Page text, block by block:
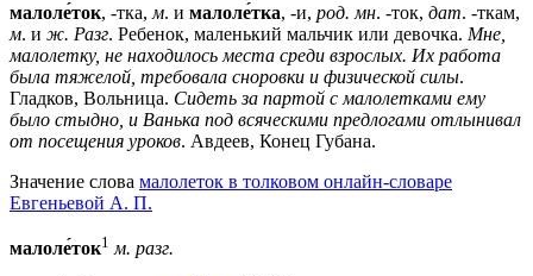
малоле́ток, -тка, м. и малоле́тка, -и, род. мн. -ток, дат. -ткам,
м. и ж. Разг. Ребенок, маленький мальчик или девочка. Мне,
малолетку, не находилось места среди взрослых. Их работа
была тяжелой, требовала сноровки и физической силы.
Гладков, Вольница. Сидеть за партой с малолетками ему
было стыдно, и Ванька под всяческими предлогами отлынивал
от посещения уроков. Авдеев, Конец Губана.
Значение слова малолеток в толковом онлайн-словаре
Евгеньевой А. П.
малоле́ток1 м. разг.